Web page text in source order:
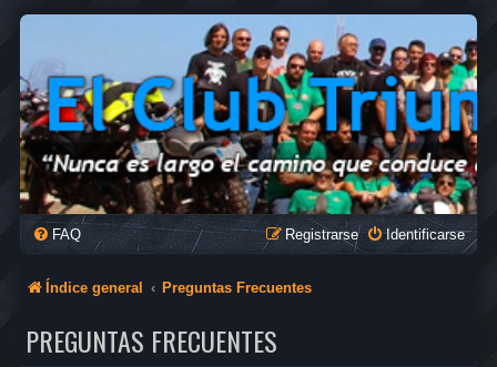
FAQ Identificarse
Registrarse
Índice general Preguntas Frecuentes
PREGUNTAS FRECUENTES